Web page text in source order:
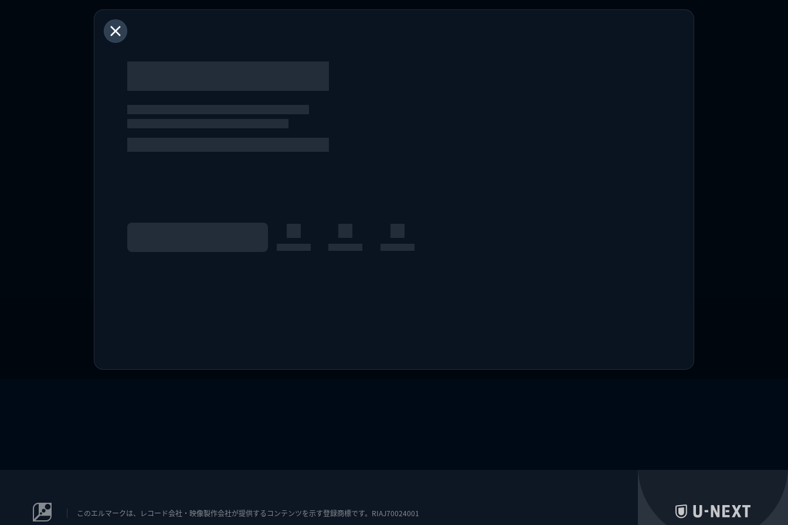
このエルマークは、レコード会社・映像製作会社が提供するコンテンツを示す登録商標です。RIAJ70024001